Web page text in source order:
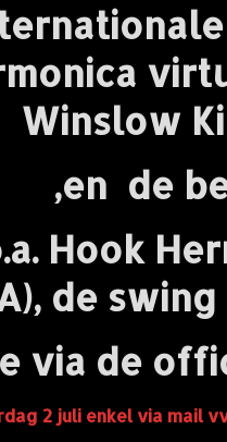
Winslow
Hook
de
via de
2 juli enkel via mail